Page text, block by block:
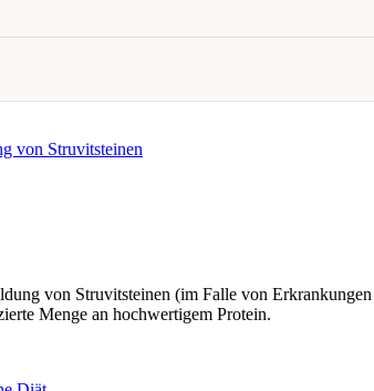
von Struvitsteinen (im Falle von
Menge an hochwertigem Protein.